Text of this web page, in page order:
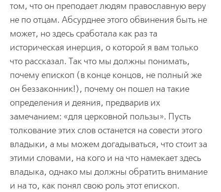
том, что он преподает людям православную веру
не по отцам. Абсурднее этого обвинения быть не
может, но здесь сработала как раз та
историческая инерция, о которой я вам только
что рассказал. Так что мы должны понимать,
почему епископ (в конце концов, не полный же
он беззаконник!), почему он пошел на такие
определения и деяния, предварив их
замечанием: «для церковной пользы». Пусть
толкование этих слов останется на совести этого
владыки, а мы можем догадываться, что стоит за
этими словами, на кого и на что намекает здесь
владыка, однако мы должны обратить внимание
и на то, как понял свою роль этот епископ.